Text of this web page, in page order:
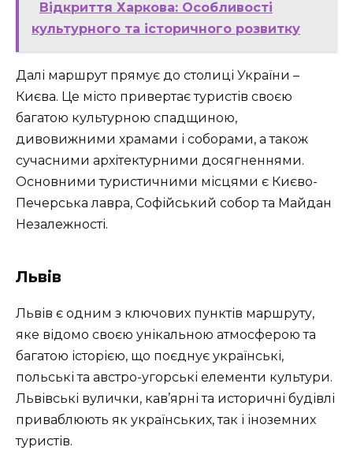
Відкриття Харкова: Особливості
культурного та історичного розвитку
Далі маршрут прямує до столиці України –
Києва. Це місто привертає туристів своєю
багатою культурною спадщиною,
дивовижними храмами і соборами, а також
сучасними архітектурними досягненнями.
Основними туристичними місцями є Києво-
Печерська лавра, Софійський собор та Майдан
Незалежності.
Львів
Львів є одним з ключових пунктів маршруту,
яке відомо своєю унікальною атмосферою та
багатою історією, що поєднує українські,
польські та австро-угорські елементи культури.
Львівські вулички, кав’ярні та историчні будівлі
приваблюють як українських, так і іноземних
туристів.